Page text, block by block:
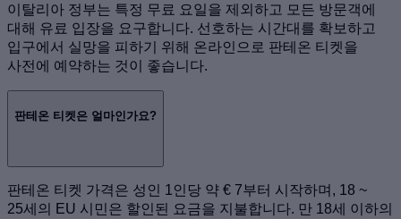
이탈리아 정부는 특정 무료 요일을 제외하고 모든 방문객에
대해 유료 입장을 요구합니다. 선호하는 시간대를 확보하고
입구에서 실망을 피하기 위해 온라인으로 판테온 티켓을
사전에 예약하는 것이 좋습니다.
판테온 티켓은 얼마인가요?
판테온 티켓 가격은 성인 1인당 약 € 7부터 시작하며, 18 ~
25세의 EU 시민은 할인된 요금을 지불합니다. 만 18세 이하의